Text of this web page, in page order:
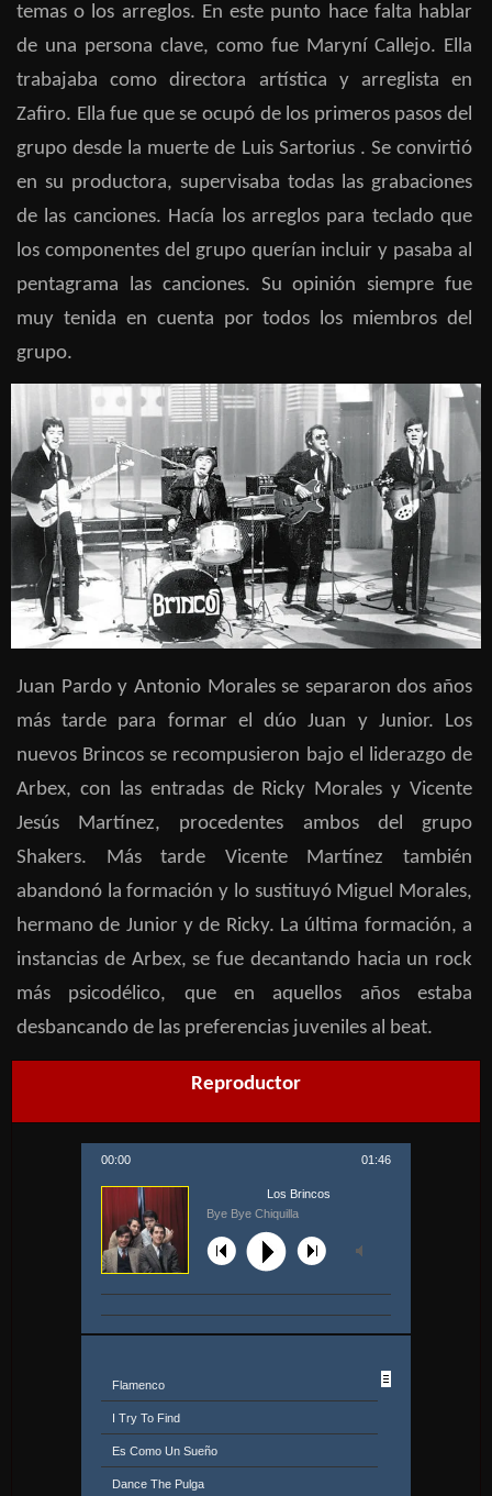
temas o los arreglos. En este punto hace falta hablar
de una persona clave, como fue Maryní Callejo. Ella
trabajaba como directora artística y arreglista en
Zafiro. Ella fue que se ocupó de los primeros pasos del
grupodesde la muerte de Luis Sartorius . Se convirtió
en su productora, supervisaba todas las grabaciones
de las canciones. Hacía los arreglos para teclado que
los componentes del grupo querían incluir y pasaba al
pentagrama las canciones. Su opinión siempre fue
muy tenida en cuenta por todos los miembros del
grupo.
Juan Pardo y Antonio Morales se separaron dos años
más tarde para formar el dúo Juan y Junior. Los
nuevos Brincos se recompusieron bajo el liderazgo de
Arbex, con las entradas de Ricky Morales y Vicente
Jesús Martínez, procedentes ambos del grupo
Shakers. Más tarde Vicente Martínez también
abandonó la formación y lo sustituyó Miguel Morales,
hermano de Junior y de Ricky. La última formación, a
instancias de Arbex, se fue decantando hacia un rock
más psicodélico, que en aquellos años estaba
desbancando de las preferencias juveniles al beat.
Reproductor
00:00 01:46
Bye Bye Chiquilla
Los Brincos
Flamenco
I Try To Find
Es Como Un Sueño
Dance The Pulga